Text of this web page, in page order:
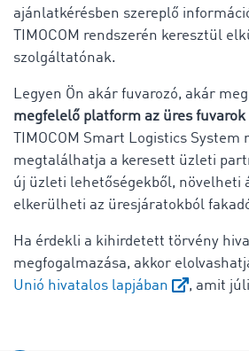
ajánlatkérésben szereplő
TIMOCOM rendszerén keresztül
szolgáltatónak.
Legyen Ön akár fuvarozó, akár
megfelelő platform az üres
TIMOCOM Smart Logistics
megtalálhatja a keresett üzleti
új üzleti lehetőségekből, növelheti
elkerülheti az üresjáratokból
Ha érdekli a kihirdetett törvény
megfogalmazása, akkor
Unió hivatalos lapjában
, amit